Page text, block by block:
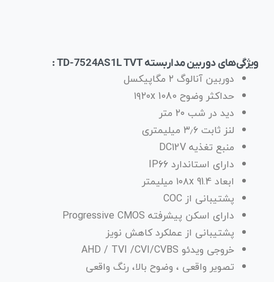
ویژگی‌های دوربین مداربسته TD-7524AS1L TVT :
دوربین آنالوگ ۲ مگاپیکسل
حداکثر وضوح ۱۹۲۰x 1080
دید در شب ۲۰ متر
لنز ثابت ۳٫۶ میلیمتری
منبع تغذیه DC12V
دارای استاندارد IP66
ابعاد ۱۰۸x 91.4 میلیمتر
پشتیبانی از COC
دارای اسکن پیشرفته Progressive CMOS
پشتیبانی از عملکرد کاهش نویز
خروجی ویدئو AHD / TVI /CVI/CVBS
تصویر واقعی ، وضوح بالا، رنگ واقعی